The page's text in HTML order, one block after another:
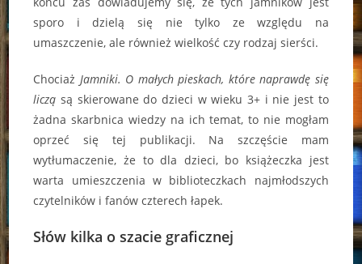
sporo i dzielą się nie tylko ze względu na
umaszczenie, ale również wielkość czy rodzaj sierści.
Chociaż Jamniki. O małych pieskach, które naprawdę się
liczą są skierowane do dzieci w wieku 3+ i nie jest to
żadna skarbnica wiedzy na ich temat, to nie mogłam
oprzeć się tej publikacji. Na szczęście mam
wytłumaczenie, że to dla dzieci, bo książeczka jest
warta umieszczenia w biblioteczkach najmłodszych
czytelników i fanów czterech łapek.
Słów kilka o szacie graficznej